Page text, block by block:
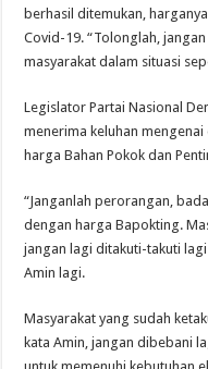
berhasil ditemukan,
Covid-19. “Tolonglah,
masyarakat dalam situasi
Legislator Partai Nasional
menerima keluhan
harga Bahan Pokok dan
“Janganlah perorangan,
dengan harga Bapokting.
jangan lagi ditakuti-takuti
Amin lagi.
Masyarakat yang sudah
kata Amin, jangan dibebani